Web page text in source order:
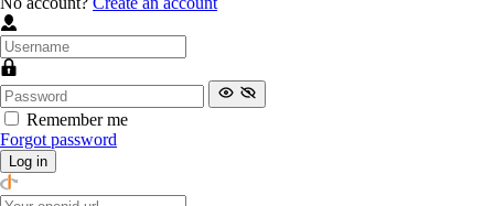
Remember me
Forgot password
Log in